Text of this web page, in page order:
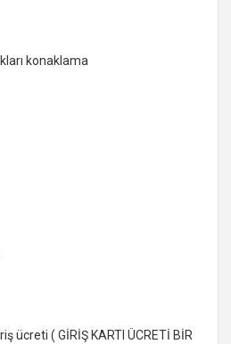
konaklama
ücreti ( GİRİŞ KARTI ÜCRETİ BİR